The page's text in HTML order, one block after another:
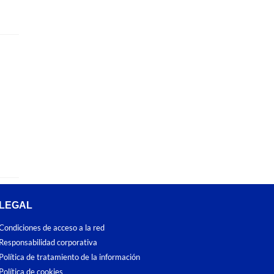
de acceso a la red
corporativa
de tratamiento de la información
de cookies